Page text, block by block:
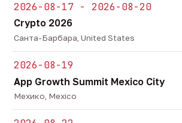
2026-08-17 - 2026-08-20
Crypto 2026
Санта-Барбара, United States
2026-08-19
App Growth Summit Mexico City
Мехико, Mexico